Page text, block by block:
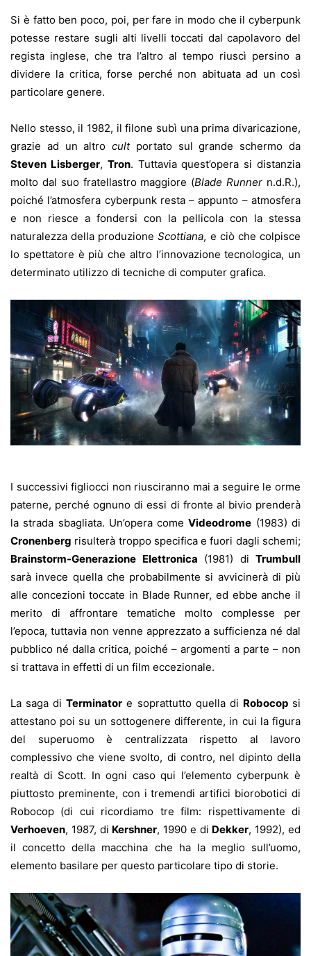
Si è fatto ben poco, poi, per fare in modo che il cyberpunk
potesse restare sugli alti livelli toccati dal capolavoro del
regista inglese, che tra l’altro al tempo riuscì persino a
dividere la critica, forse perché non abituata ad un così
particolare genere.
Nello stesso, il 1982, il filone subì una prima divaricazione,
grazie ad un altrocultportato sul grande schermo da
Steven Lisberger, Tron. Tuttavia quest’opera si distanzia
molto dal suo fratellastro maggiore (Blade Runner n.d.R.),
poiché l’atmosfera cyberpunk resta – appunto – atmosfera
e non riesce a fondersi con la pellicola con la stessa
naturalezza della produzioneScottiana, e ciò che colpisce
lo spettatore è più che altro l’innovazione tecnologica, un
determinato utilizzo di tecniche di computer grafica.
I successivi figliocci non riusciranno mai a seguire le orme
paterne, perché ognuno di essi di fronte al bivio prenderà
la strada sbagliata. Un’opera comeVideodrome (1983) di
Cronenberg risulterà troppo specifica e fuori dagli schemi;
Brainstorm-Generazione Elettronica (1981) di Trumbull
sarà invece quella che probabilmente si avvicinerà di più
alle concezioni toccate in Blade Runner, ed ebbe anche il
merito di affrontare tematiche molto complesse per
l’epoca, tuttavia non venne apprezzato a sufficienza né dal
pubblico né dalla critica, poiché – argomenti a parte – non
si trattava in effetti di un film eccezionale.
La saga diTerminator e soprattutto quella di Robocopsi
attestano poi su un sottogenere differente, in cui la figura
del superuomo è centralizzata rispetto al lavoro
complessivo che viene svolto, di contro, nel dipinto della
realtà di Scott. In ogni caso qui l’elemento cyberpunk è
piuttosto preminente, con i tremendi artifici biorobotici di
Robocop (di cui ricordiamo tre film: rispettivamente di
Verhoeven, 1987, di Kershner, 1990 e di Dekker, 1992), ed
il concetto della macchina che ha la meglio sull’uomo,
elemento basilare per questo particolare tipo di storie.